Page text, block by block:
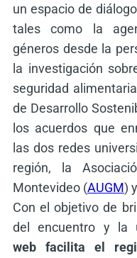
un espacio de
tales como la
géneros desde la
la investigación
seguridad
de Desarrollo
los acuerdos que
las dos redes
región, la
Montevideo (AUGM)
Con el objetivo de
del encuentro y la
web facilita el